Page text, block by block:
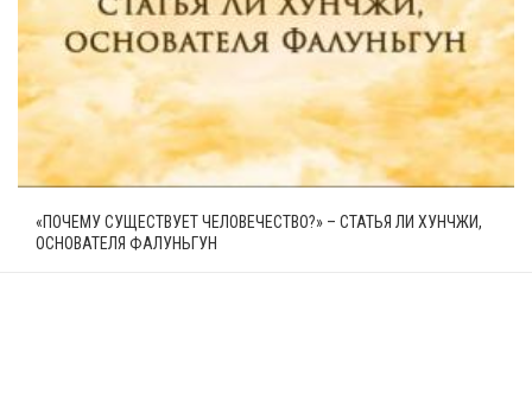
«ПОЧЕМУ СУЩЕСТВУЕТ ЧЕЛОВЕЧЕСТВО?» – СТАТЬЯ ЛИ ХУНЧЖИ,
ОСНОВАТЕЛЯ ФАЛУНЬГУН